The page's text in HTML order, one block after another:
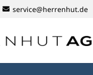
service@herrenhut.de